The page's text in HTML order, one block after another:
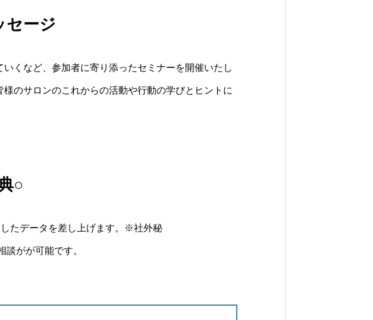
セージ
くなど、参加者に寄り添ったセミナーを開催いたし
のサロンのこれからの活動や行動の学びとヒントに
○
たデータを差し上げます。※社外秘
談がが可能です。